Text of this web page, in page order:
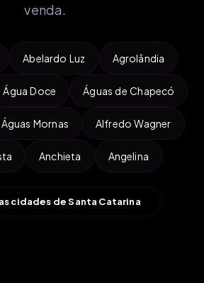
venda.
Abelardo Luz Agrolândia
Água Doce Águas de Chapecó
Águas Mornas Alfredo Wagner
Anchieta Angelina
cidades de Santa Catarina